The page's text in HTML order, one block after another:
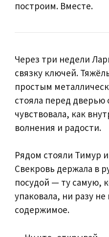
построим. Вместе.
Через три недели
связку ключей.
простым
стояла перед дверью
чувствовала, как
волнения и радости.
Рядом стояли Тимур
Свекровь держала в
посудой — ту самую,
упаковала, ни разу
содержимое.